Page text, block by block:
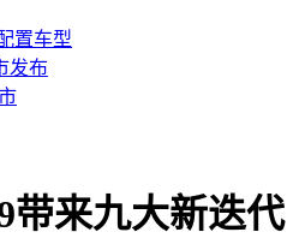
置车型
发布
带来九大新迭代